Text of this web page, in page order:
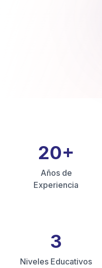
20+
Años de
Experiencia
3
Niveles Educativos